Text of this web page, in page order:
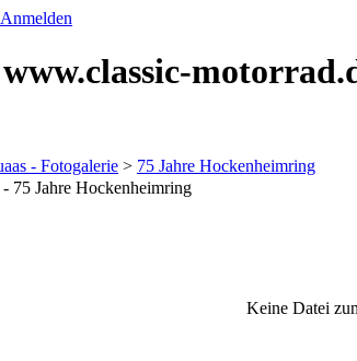
Anmelden
- Fotogalerie > 75 Jahre Hockenheimring
- 75 Jahre Hockenheimring
Keine Datei